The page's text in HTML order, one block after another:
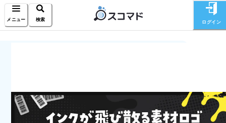
メニュー 検索 ログイン